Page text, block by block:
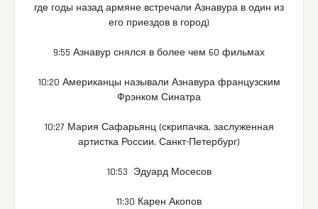
где годы назад армяне встречали Азнавура в один из
его приездов в город)
9:55 Азнавур снялся в более чем 60 фильмах
10:20 Американцы называли Азнавура французским
Фрэнком Синатра
10:27 Мария Сафарьянц (скрипачка, заслуженная
артистка России, Санкт-Петербург)
10:53 Эдуард Мосесов
11:30 Карен Акопов